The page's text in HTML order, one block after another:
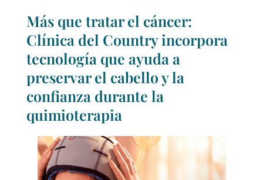
Más que tratar el cáncer:
Clínica del Country incorpora
tecnología que ayuda a
preservar el cabello y la
confianza durante la
quimioterapia